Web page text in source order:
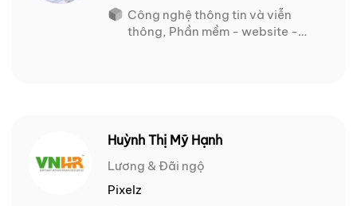
Công nghệ thông tin và viễn
thông, Phần mềm - website -
Huỳnh Thị Mỹ Hạnh
Lương & Đãi ngộ
Pixelz